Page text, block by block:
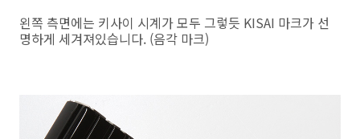
왼쪽 측면에는 키사이 시계가 모두 그렇듯 KISAI 마크가 선
명하게 세겨져있습니다. (음각 마크)